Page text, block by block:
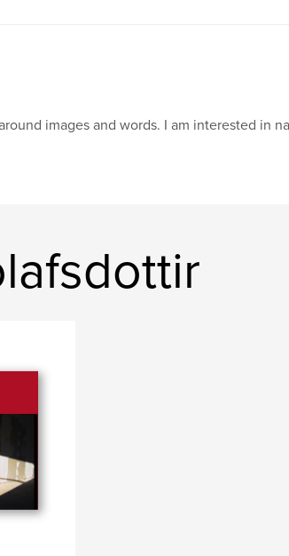
images and words. I am interested in